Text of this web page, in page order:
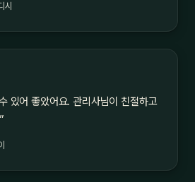
시
있어 좋았어요. 관리사님이 친절하고